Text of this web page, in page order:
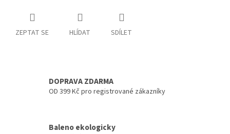
ZEPTAT SE HLÍDAT SDÍLET
DOPRAVA ZDARMA
OD 399 Kč pro registrované zákazníky
Baleno ekologicky